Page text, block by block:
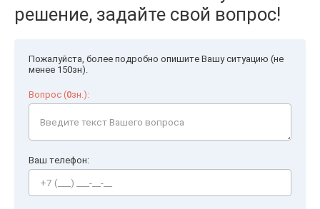
решение, задайте свой вопрос!
Пожалуйста, более подробно опишите Вашу ситуацию (не
менее 150зн).
Вопрос (0зн.):
Ваш телефон: